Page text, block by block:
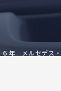
６年 メルセデス